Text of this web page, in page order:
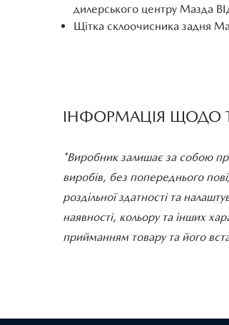
дилерського центру Мазда
Щітка склоочисника задня
ІНФОРМАЦІЯ ЩОДО
*Виробник залишає за собою
виробів, без попереднього
роздільної здатності та
наявності, кольору та інших
прийманням товару та його